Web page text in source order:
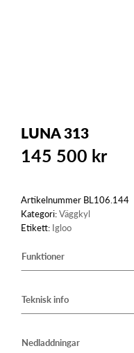
LUNA 313
145 500 kr
Artikelnummer BL106.144
Kategori:Väggkyl
Etikett: Igloo
Funktioner
Teknisk info
Nedladdningar